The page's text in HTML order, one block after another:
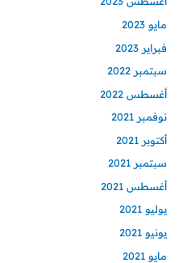
مايو 2023
فبراير 2023
سبتمبر 2022
أغسطس 2022
نوفمبر 2021
أكتوبر 2021
سبتمبر 2021
أغسطس 2021
يوليو 2021
يونيو 2021
مايو 2021